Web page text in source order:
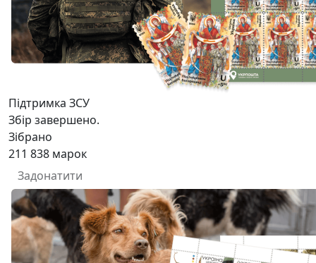
Підтримка ЗСУ
Збір завершено.
Зібрано
211 838 марок
Задонатити